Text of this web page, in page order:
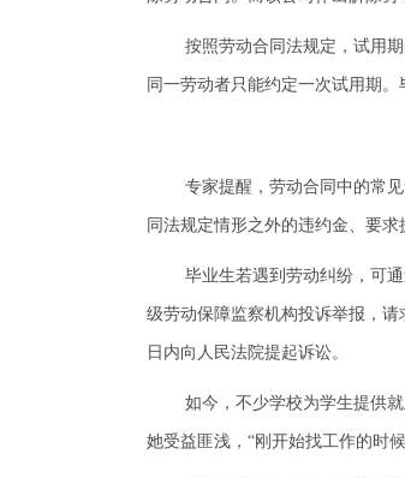
按照劳动合同法规定，试用
同一劳动者只能约定一次试用期
专家提醒，劳动合同中的常
同法规定情形之外的违约金、要求
毕业生若遇到劳动纠纷，可
级劳动保障监察机构投诉举报，
日内向人民法院提起诉讼。
如今，不少学校为学生提供
她受益匪浅，“刚开始找工作的时